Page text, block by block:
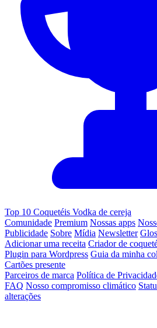
Top 10 Coquetéis Vodka de cereja
Comunidade Premium Nossas apps
Publicidade Sobre Mídia Newsletter
Adicionar uma receita Criador de
Plugin para Wordpress Guia da minha
Cartões presente
Parceiros de marca Política de
FAQ Nosso compromisso climático
alterações